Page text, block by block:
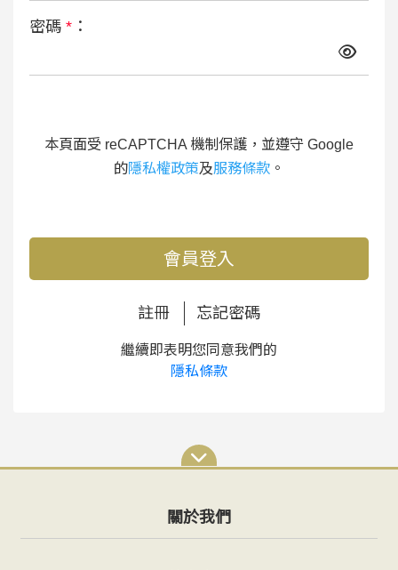
密碼 * ：
本頁面受 reCAPTCHA 機制保護，並遵守 Google
的隱私權政策及服務條款 。
會員登入
註冊 忘記密碼
繼續即表明您同意我們的
隱私條款
關於我們